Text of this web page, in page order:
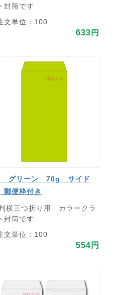
封筒です
文単位：100
633円
グリーン 70g サイド
便枠付き
横三つ折り用 カラークラ
封筒です
文単位：100
554円